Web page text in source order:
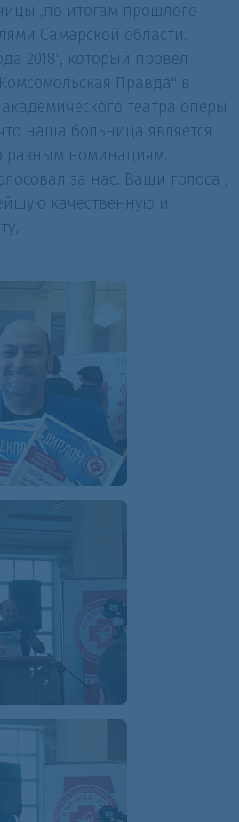
,по итогам прошлого
Самарской области.
2018", который провел
Правда" в
театра оперы
наша больница является
разным номинациям.
за нас. Ваши голоса ,
качественную и